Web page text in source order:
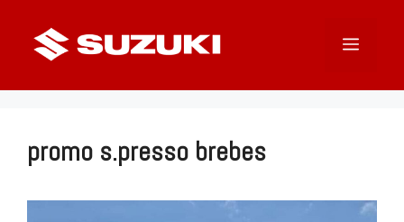
Menu
promo s.presso brebes